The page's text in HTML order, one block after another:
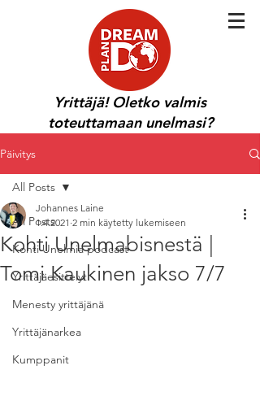
Yrittäjä! Oletko valmis
toteuttamaan unelmasi?
Päivitys
All Posts
Kohti Unelmia podcast
Yrittäjäesittelyt
Menesty yrittäjänä
Yrittäjänarkea
Kumppanit
All Posts
Kohti Unelmabisnestä |
Tomi Kaukinen jakso 7/7
Johannes Laine
1.4.2021 2 min käytetty lukemiseen